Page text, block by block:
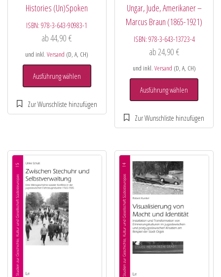
Histories (Un)Spoken
ISBN:978-3-643-90983-1
ab44,90€
und inkl.Versand (D, A, CH)
Ausführung wählen
Ungar, Jude, Amerikaner –
Marcus Braun (1865-1921)
ISBN: 978-3-643-13723-4
ab 24,90 €
und inkl. Versand (D, A, CH)
Ausführung wählen